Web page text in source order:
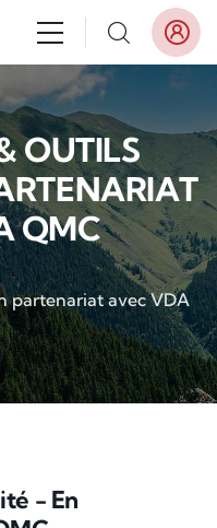
OUTILS
QMC
partenariat avec VDA
- En